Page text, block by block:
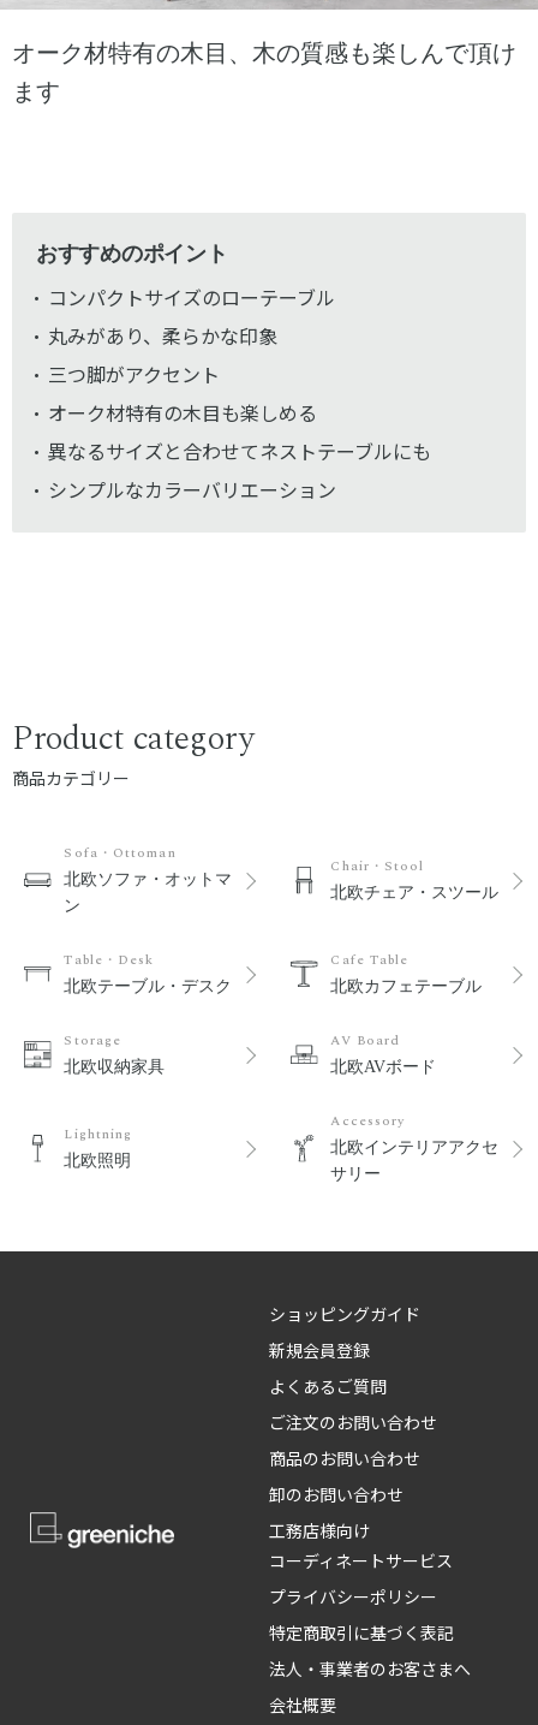
オーク材特有の木目、木の質感も楽しんで頂け
ます
おすすめのポイント
コンパクトサイズのローテーブル
丸みがあり、柔らかな印象
三つ脚がアクセント
オーク材特有の木目も楽しめる
異なるサイズと合わせてネストテーブルにも
シンプルなカラーバリエーション
Product category
商品カテゴリー
Sofa・Ottoman
北欧ソファ・オットマ
ン
Chair・Stool
北欧チェア・スツール
Table・Desk
北欧テーブル・デスク
Cafe Table
北欧カフェテーブル
Storage
北欧収納家具
AV Board
北欧AVボード
Lightning
北欧照明
Accessory
北欧インテリアアクセ
サリー
ショッピングガイド
新規会員登録
よくあるご質問
ご注文のお問い合わせ
商品のお問い合わせ
卸のお問い合わせ
工務店様向け
コーディネートサービス
プライバシーポリシー
特定商取引に基づく表記
法人・事業者のお客さまへ
会社概要